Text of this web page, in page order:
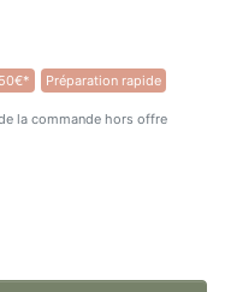
Préparation rapide
la commande hors offre